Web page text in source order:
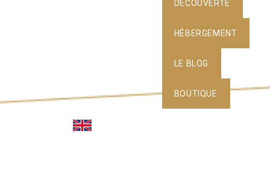
DÉCOUVERTE
HÉBERGEMENT
LE BLOG
BOUTIQUE